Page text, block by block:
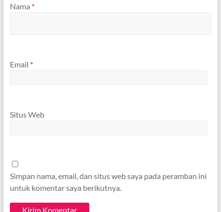
Nama *
Email *
Situs Web
Simpan nama, email, dan situs web saya pada peramban ini
untuk komentar saya berikutnya.